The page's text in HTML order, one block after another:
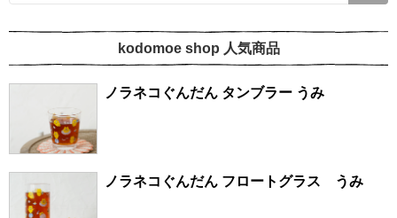
kodomoe shop 人気商品
ノラネコぐんだん タンブラー うみ
ノラネコぐんだん フロートグラス うみ